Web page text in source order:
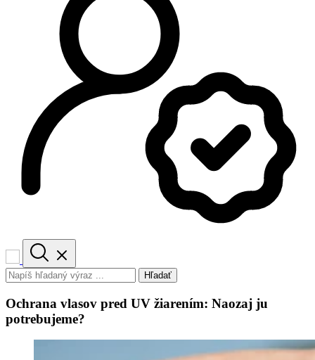
Hľadať
Ochrana vlasov pred UV žiarením: Naozaj ju
potrebujeme?